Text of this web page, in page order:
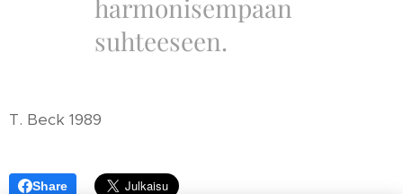
harmonisempaan
suhteeseen.
T. Beck 1989
Share